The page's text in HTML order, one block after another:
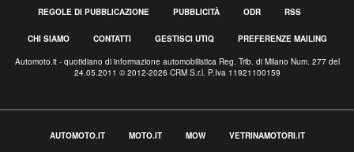
REGOLE DI PUBBLICAZIONE PUBBLICITÀ ODR RSS
CHI SIAMO CONTATTI GESTISCI UTIQ PREFERENZE MAILING
Automoto.it - quotidiano di informazione automobilistica Reg. Trib. di Milano Num. 277 del
24.05.2011 © 2012-2026 CRM S.r.l. P.Iva 11921100159
AUTOMOTO.IT MOTO.IT MOW VETRINAMOTORI.IT